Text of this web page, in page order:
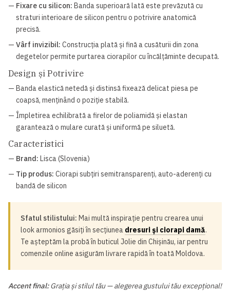
— Fixare cu silicon: Banda superioară lată este prevăzută cu
straturi interioare de silicon pentru o potrivire anatomică
precisă.
— Vârf invizibil: Construcția plată și fină a cusăturii din zona
degetelor permite purtarea ciorapilor cu încălțăminte decupată.
Design și Potrivire
— Banda elastică netedă și distinsă fixează delicat piesa pe
coapsă, menținând o poziție stabilă.
— Împletirea echilibrată a firelor de poliamidă și elastan
garantează o mulare curată și uniformă pe siluetă.
Caracteristici
— Brand: Lisca (Slovenia)
— Tip produs: Ciorapi subțiri semitransparenți, auto-aderenți cu
bandă de silicon
Sfatul stilistului: Mai multă inspirație pentru crearea unui
look armonios găsiți în secțiunea dresuri și ciorapi damă.
Te așteptăm la probă în buticul Jolie din Chișinău, iar pentru
comenzile online asigurăm livrare rapidă în toată Moldova.
Accent final:Grația și stilul tău — alegerea gustului tău excepțional!